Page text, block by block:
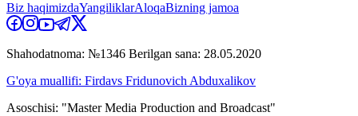
Biz haqimizdaYangiliklarAloqaBizning jamoa
Shahodatnoma: №1346 Berilgan sana: 28.05.2020
G'oya muallifi: Firdavs Fridunovich Abduxalikov
Asoschisi: "Master Media Production and Broadcast"